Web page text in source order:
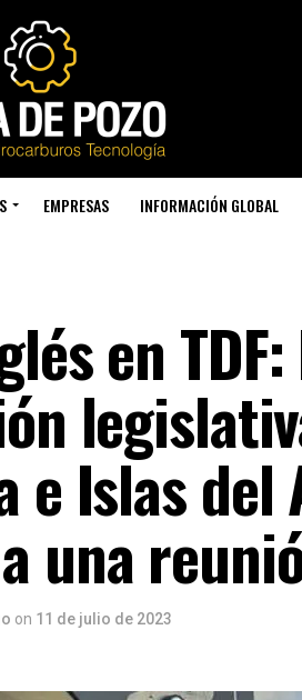
EMPRESAS INFORMACIÓN GLOBAL
en
e Islas
una
on 11 de julio de 2023